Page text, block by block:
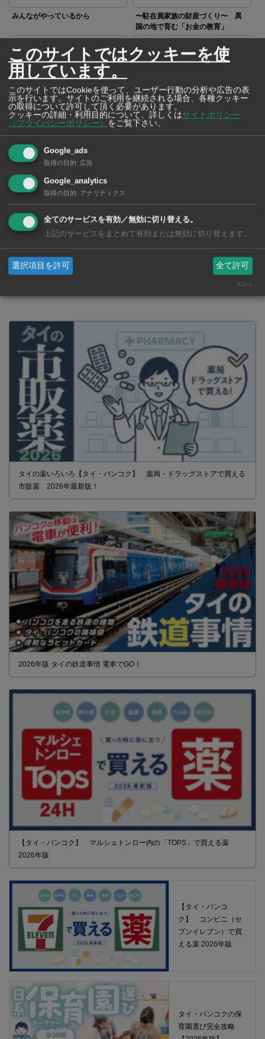
みんながやっているから
〜駐在員家族の財産づくり〜 異
国の地で育む「お金の教育」
安易な利益確定に潜む罠
眠っているかもしれない タイの
年金
の バランスを考える
タイの薬いろいろ【タイ・バンコク】 薬局・ドラッグストアで買える
市販薬 2026年最新版！
2026年版 タイの鉄道事情 電車でGO！
【タイ・バンコク】 マルシェトンロー内の「TOPS」で買える薬
2026年版
【タイ・バンコ
ク】 コンビニ（セ
ブンイレブン）で買
える薬 2026年版
タイ・バンコクの保
育園選び完全攻略
このサイトではクッキーを使
用しています。
このサイトではCookieを使って、ユーザー行動の分析や広告の表
示を行います。サイトのご利用を継続される場合、各種クッキー
の取得について許可して頂く必要があります。
クッキーの詳細・利用目的について、詳しくはサイトポリシー
（プライバシーポリシー）
をご覧下さい。
Google_ads
取得の目的: 広告
Google_analytics
取得の目的: アナリティクス
全てのサービスを有効／無効に切り替える。
上記のサービスをまとめて有効または無効に切り替えます。
選択項目を許可 全て許可
Klaro